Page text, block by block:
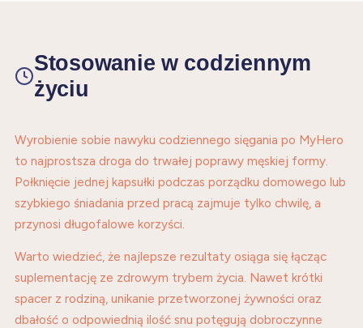
Stosowanie w codziennym
życiu
Wyrobienie sobie nawyku codziennego sięgania po MyHero
to najprostsza droga do trwałej poprawy męskiej formy.
Połknięcie jednej kapsułki podczas porządku domowego lub
szybkiego śniadania przed pracą zajmuje tylko chwilę, a
przynosi długofalowe korzyści.
Warto wiedzieć, że najlepsze rezultaty osiąga się łącząc
suplementację ze zdrowym trybem życia. Nawet krótki
spacer z rodziną, unikanie przetworzonej żywności oraz
dbałość o odpowiednią ilość snu potęgują dobroczynne